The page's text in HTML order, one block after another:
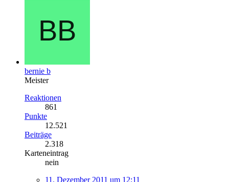
bernie b
Meister
Reaktionen
861
Punkte
12.521
Beiträge
2.318
Karteneintrag
nein
11. Dezember 2011 um 12:11